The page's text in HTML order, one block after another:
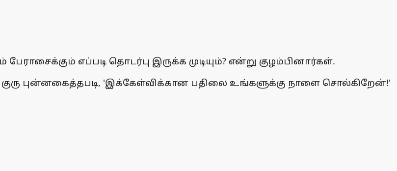
எப்படி தொடர்பு இருக்க முடியும்? என்று குழம்பினார்கள்.
குரு புன்னகைத்தபடி, 'இக்கேள்விக்கான பதிலை உங்களுக்கு நாளை சொல்கிறேன்!'